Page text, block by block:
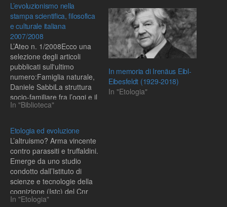
L’evoluzionismo nella
stampa scientifica, filosofica
e culturale italiana
2007/2008
L’Ateo n. 1/2008Ecco una
selezione degli articoli
pubblicati sull'ultimo
numero:Famiglia naturale,
Daniele SabbiLa struttura
socio-familiare fra l’oggi e il
domani: le conoscenze
del domani, Brunetto
ChiarelliEvoluzione della
famiglia umana, Ruggero
RuggeriSalti ontologici.
Darwinismo, evoluzionismo
e scienze sociali, Maria
TurchettoAntropologia
culturale e antropologia
In "Biblioteca"
In memoria di Irenäus Eibl-
Eibesfeldt (1929-2018)
In "Etologia"
Etologia ed evoluzione
L’altruismo? Arma vincente
contro parassiti e truffaldini.
Emerge da uno studio
condotto dall’Istituto di
scienze e tecnologie della
cognizione (Istc) del Cnr
sui pipistrelli vampiri,
In "Etologia"